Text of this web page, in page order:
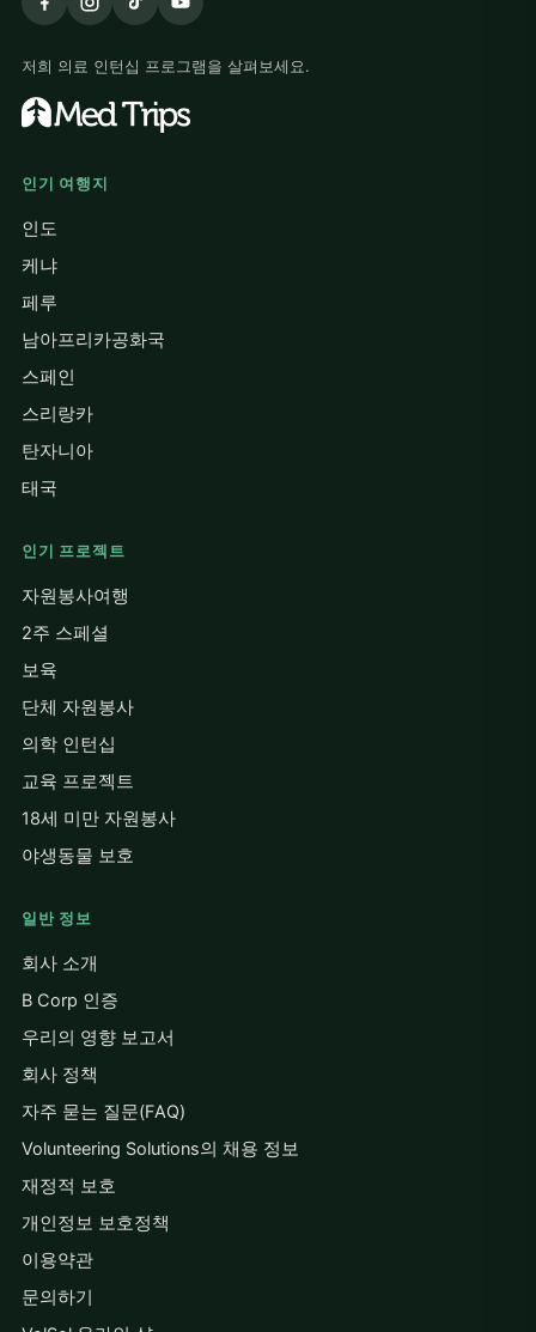
저희 의료 인턴십 프로그램을 살펴보세요.
인기 여행지
인도
케냐
페루
남아프리카공화국
스페인
스리랑카
탄자니아
태국
인기 프로젝트
자원봉사여행
2주 스페셜
보육
단체 자원봉사
의학 인턴십
교육 프로젝트
18세 미만 자원봉사
야생동물 보호
일반 정보
회사 소개
B Corp 인증
우리의 영향 보고서
회사 정책
자주 묻는 질문(FAQ)
Volunteering Solutions의 채용 정보
재정적 보호
개인정보 보호정책
이용약관
문의하기